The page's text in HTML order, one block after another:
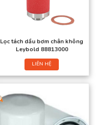
Lọc tách dầu bơm chân không
Leybold 88813000
LIÊN HỆ